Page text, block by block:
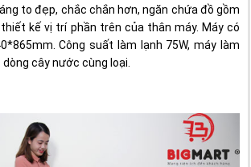
to đẹp, chắc chắn hơn, ngăn chứa đồ gồm
kế vị trí phần trên của thân máy. Máy có
Công suất làm lạnh 75W, máy làm
cây nước cùng loại.